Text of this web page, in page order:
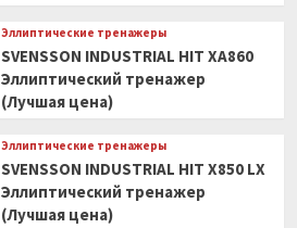
Эллиптические тренажеры
SVENSSON INDUSTRIAL HIT XA860
Эллиптический тренажер
(Лучшая цена)
Эллиптические тренажеры
SVENSSON INDUSTRIAL HIT X850 LX
Эллиптический тренажер
(Лучшая цена)